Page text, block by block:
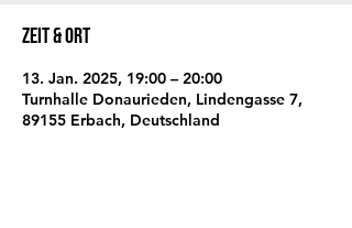
Zeit & Ort
13. Jan. 2025, 19:00 – 20:00
Turnhalle Donaurieden, Lindengasse 7,
89155 Erbach, Deutschland